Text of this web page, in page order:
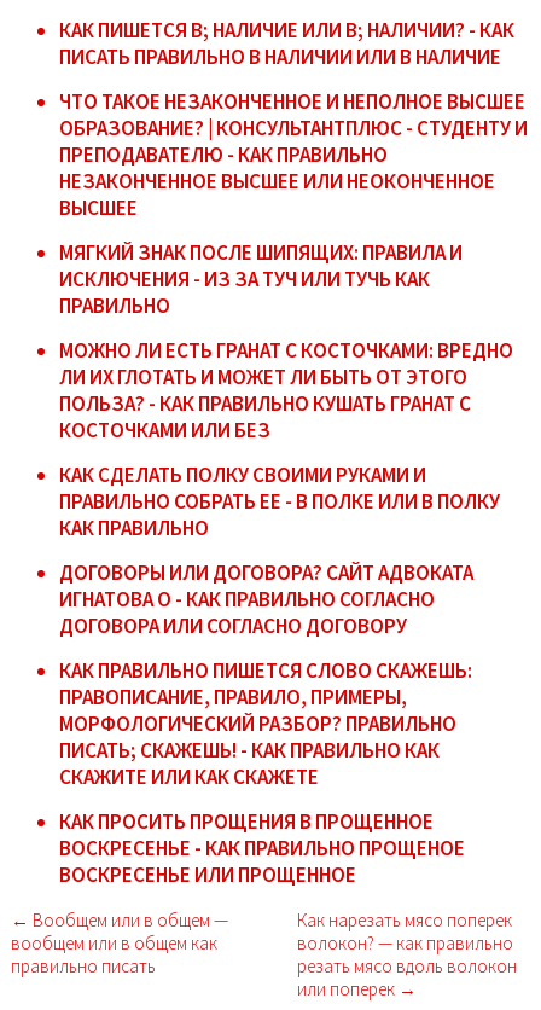
КАК ПИШЕТСЯ В; НАЛИЧИЕ ИЛИ В; НАЛИЧИИ? - КАК
ПИСАТЬ ПРАВИЛЬНО В НАЛИЧИИ ИЛИ В НАЛИЧИЕ
ЧТО ТАКОЕ НЕЗАКОНЧЕННОЕ И НЕПОЛНОЕ ВЫСШЕЕ
ОБРАЗОВАНИЕ? | КОНСУЛЬТАНТПЛЮС - СТУДЕНТУ И
ПРЕПОДАВАТЕЛЮ - КАК ПРАВИЛЬНО
НЕЗАКОНЧЕННОЕ ВЫСШЕЕ ИЛИ НЕОКОНЧЕННОЕ
ВЫСШЕЕ
МЯГКИЙ ЗНАК ПОСЛЕ ШИПЯЩИХ: ПРАВИЛА И
ИСКЛЮЧЕНИЯ - ИЗ ЗА ТУЧ ИЛИ ТУЧЬ КАК
ПРАВИЛЬНО
МОЖНО ЛИ ЕСТЬ ГРАНАТ С КОСТОЧКАМИ: ВРЕДНО
ЛИ ИХ ГЛОТАТЬ И МОЖЕТ ЛИ БЫТЬ ОТ ЭТОГО
ПОЛЬЗА? - КАК ПРАВИЛЬНО КУШАТЬ ГРАНАТ С
КОСТОЧКАМИ ИЛИ БЕЗ
КАК СДЕЛАТЬ ПОЛКУ СВОИМИ РУКАМИ И
ПРАВИЛЬНО СОБРАТЬ ЕЕ - В ПОЛКЕ ИЛИ В ПОЛКУ
КАК ПРАВИЛЬНО
ДОГОВОРЫ ИЛИ ДОГОВОРА? САЙТ АДВОКАТА
ИГНАТОВА О - КАК ПРАВИЛЬНО СОГЛАСНО
ДОГОВОРА ИЛИ СОГЛАСНО ДОГОВОРУ
КАК ПРАВИЛЬНО ПИШЕТСЯ СЛОВО СКАЖЕШЬ:
ПРАВОПИСАНИЕ, ПРАВИЛО, ПРИМЕРЫ,
МОРФОЛОГИЧЕСКИЙ РАЗБОР? ПРАВИЛЬНО
ПИСАТЬ; СКАЖЕШЬ! - КАК ПРАВИЛЬНО КАК
СКАЖИТЕ ИЛИ КАК СКАЖЕТЕ
КАК ПРОСИТЬ ПРОЩЕНИЯ В ПРОЩЕННОЕ
ВОСКРЕСЕНЬЕ - КАК ПРАВИЛЬНО ПРОЩЕНОЕ
ВОСКРЕСЕНЬЕ ИЛИ ПРОЩЕННОЕ
← Вообщем или в общем —
вообщем или в общем как
правильно писать
Как нарезать мясо поперек
волокон? — как правильно
резать мясо вдоль волокон
или поперек →